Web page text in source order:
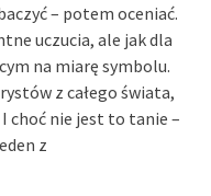
– potem oceniać.
uczucia, ale jak dla
na miarę symbolu.
z całego świata,
choć nie jest to tanie –
z